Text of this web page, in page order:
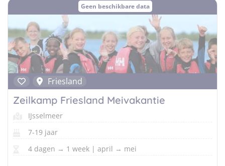
Geen beschikbare data
Friesland
Zeilkamp Friesland Meivakantie
IJsselmeer
7-19 jaar
4 dagen → 1 week | april → mei